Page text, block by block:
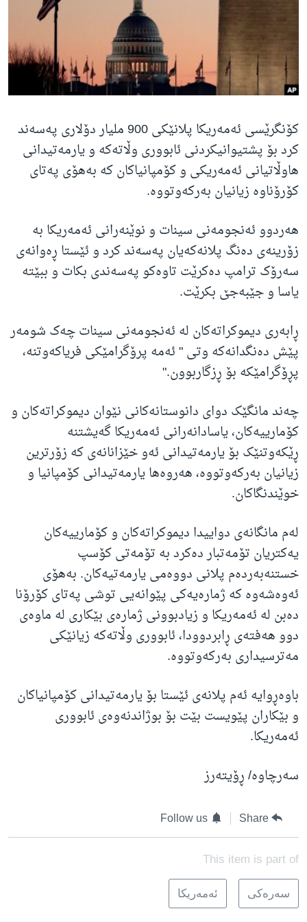
Learning English
FOLLOW US
زمانه‌کان
کۆنگرێسی ئەمەریکا پلانێکی 900 ملیار دۆلاری پەسەند
کرد بۆ پشتیوانیکردنی ئابووری وڵاتەکە و یارمەتیدانی
هاوڵاتیانی ئەمەریکی و کۆمپانیاکان کە بەهۆی پەتای
کۆرۆناوە زیانیان بەرکەوتووە.
هەردوو ئەنجومەنی سینات و نوێنەرانی ئەمەریکا بە
زۆرینەی دەنگ پلانەکەیان پەسەند کرد و ئێستا ڕەوانەی
سەرۆک ترامپ دەکرێت تاوەکو پەسەندی بکات و ببێتە
یاسا و جێبەجێ بکرێت.
ڕابەری دیموکراتەکان لە ئەنجومەنی سینات چەک شومەر
پێش دەنگدانەکە وتی " ئەمە پرۆگرامێکی فریاکەوتنە،
پڕۆگرامێکە بۆ ڕزگاربوون."
چەند مانگێک دوای دانوستانەکانی نێوان دیموکراتەکان و
کۆمارییەکان، یاسادانەرانی ئەمەریکا گەیشتنە
ڕێکەوتنێک بۆ یارمەتیدانی ئەو خێزانانەی کە زۆرترین
زیانیان بەرکەوتووە، هەروەها یارمەتیدانی کۆمپانیا و
خوێندنگاکان.
لەم مانگانەی دواییدا دیموکراتەکان و کۆمارییەکان
یەکتریان تۆمەتبار دەکرد بە تۆمەتی کۆسپ
خستنەبەردەم پلانی دووەمی یارمەتیەکان. بەهۆی
ئەوەشەوە کە ژمارەیەکی پێوانەیی توشی پەتای کۆرۆنا
دەبن لە ئەمەریکا و زیادبوونی ژمارەی بێکاری لە ماوەی
دوو هەفتەی ڕابردوودا، ئابووری وڵاتەکە زیانێکی
مەترسیداری بەرکەوتووە.
باوەڕوایە ئەم پلانەی ئێستا بۆ یارمەتیدانی کۆمپانیاکان
و بێکاران پێویست بێت بۆ بوژاندنەوەی ئابووری
ئەمەریکا.
سەرچاوە/ ڕۆیتەرز
Share
Follow us
This item is part of
سه‌ره‌کی ئه‌مه‌ریکا